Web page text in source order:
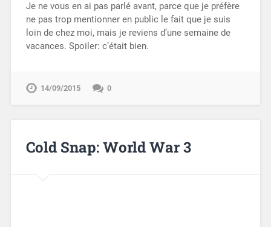
Je ne vous en ai pas parlé avant, parce que je préfère
ne pas trop mentionner en public le fait que je suis
loin de chez moi, mais je reviens d’une semaine de
vacances. Spoiler: c’était bien.
14/09/2015 0
Cold Snap: World War 3